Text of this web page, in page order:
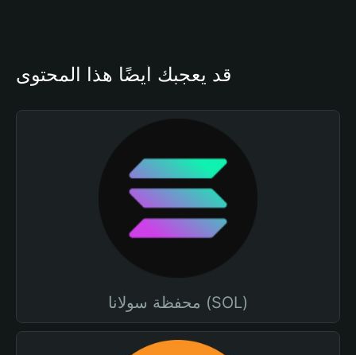
قد يعجبك أيضًا هذا المحتوى
محفظة سولانا (SOL)